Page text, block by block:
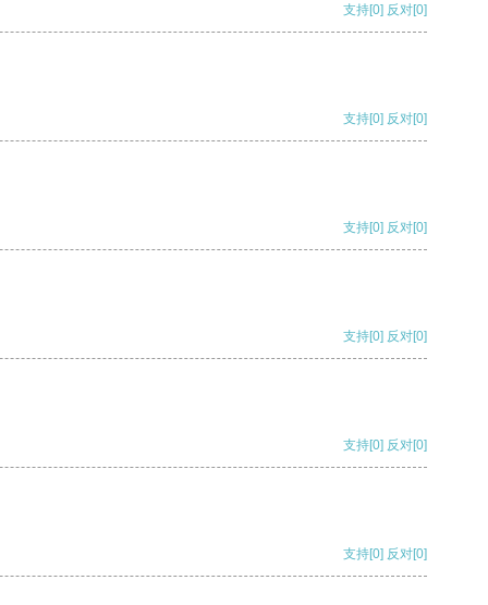
支持[0] 反对[0]
支持[0] 反对[0]
支持[0] 反对[0]
支持[0] 反对[0]
支持[0] 反对[0]
支持[0] 反对[0]